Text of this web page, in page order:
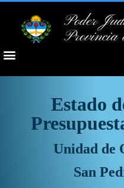
Poder
Provincia
Estado
Unidad de
San